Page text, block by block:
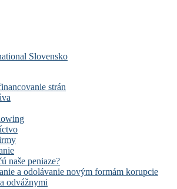
strán
naše peniaze?
a odolávanie novým formám korupcie
odvážnymi